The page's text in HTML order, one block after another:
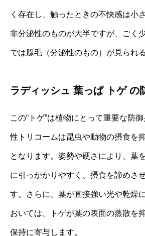
く存在し、触ったときの不快感は小
非分泌性のものが大半ですが、ごく
では腺毛（分泌性のもの）が見られ
ラディッシュ 葉っぱ トゲ の
この“トゲ”は植物にとって重要な防
性トリコームは昆虫や動物の摂食を
となります。姿勢や硬さにより、葉
に引っかかりやすく、摂食を諦めさ
す。さらに、葉が直接強い光や乾燥
おいては、トゲが葉の表面の蒸散を
保持に寄与します。